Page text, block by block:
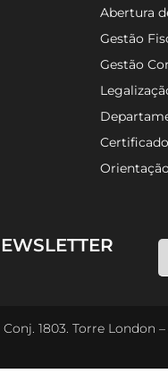
Abertura
Gestão
Gestão
1803. Torre London